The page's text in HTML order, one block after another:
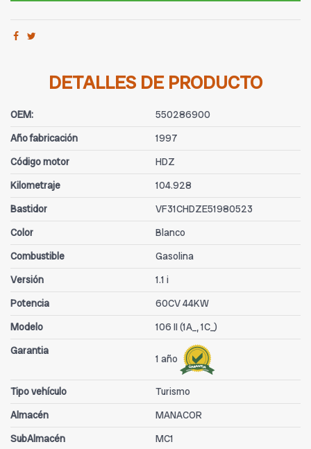
DETALLES DE PRODUCTO
OEM:
550286900
Año fabricación
1997
Código motor
HDZ
Kilometraje
104.928
Bastidor
VF31CHDZE51980523
Color
Blanco
Combustible
Gasolina
Versión
1.1 i
Potencia
60CV 44KW
Modelo
106 II (1A_, 1C_)
Garantia
1 año
Tipo vehículo
Turismo
Almacén
MANACOR
SubAlmacén
MC1